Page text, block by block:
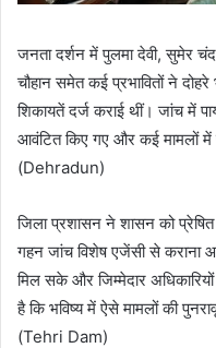
जनता दर्शन में पुलमा देवी, सुमेर
चौहान समेत कई प्रभावितों ने
शिकायतें दर्ज कराई थीं। जांच में
आवंटित किए गए और कई मामलों में
(Dehradun)
जिला प्रशासन ने शासन को
गहन जांच विशेष एजेंसी से कराना
मिल सके और जिम्मेदार
है कि भविष्य में ऐसे मामलों की
(Tehri Dam)